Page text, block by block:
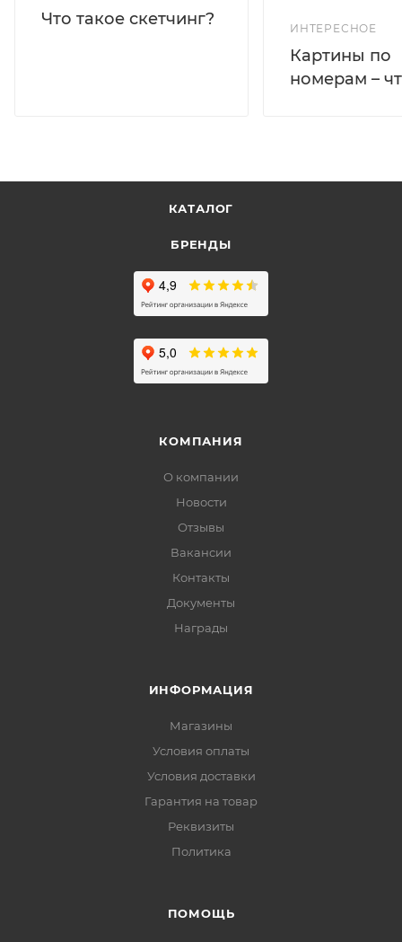
Что такое скетчинг?
ИНТЕРЕСНОЕ
Картины по
номерам –
КАТАЛОГ
БРЕНДЫ
КОМПАНИЯ
О компании
Новости
Отзывы
Вакансии
Контакты
Документы
Награды
ИНФОРМАЦИЯ
Магазины
Условия оплаты
Условия доставки
Гарантия на товар
Реквизиты
Политика
ПОМОЩЬ